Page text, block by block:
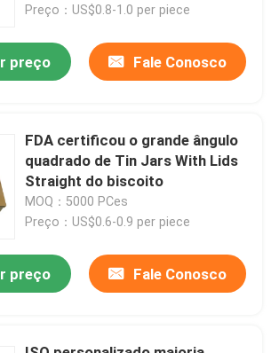
Preço：US$0.8-1.0 per piece
preço Fale Conosco
FDA certificou o grande ângulo
quadrado de Tin Jars With Lids
Straight do biscoito
MOQ：5000 PCes
Preço：US$0.6-0.9 per piece
preço Fale Conosco